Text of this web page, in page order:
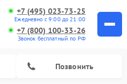
+7 (495) 023-73-25
Ежедневно с 9:00 до 21:00
+7 (800) 100-33-26
Звонок бесплатный по РФ
Позвонить